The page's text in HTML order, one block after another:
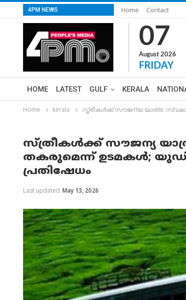
4PM NEWS Home Contact
07
August 2026
FRIDAY
HOME LATEST GULF KERALA
Home kerala സ്ത്രീകൾക്ക് സൗജന്യ യാത്ര:
സ്ത്രീകൾക്ക് സൗജന്യ
തകരുമെന്ന് ഉടമകൾ;
പ്രതിഷേധം
Last updated May 13, 2026